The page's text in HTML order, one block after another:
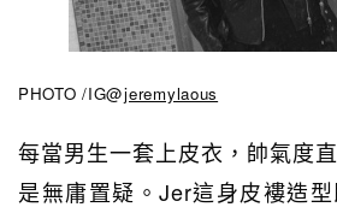
PHOTO /IG@jeremylaous
每當男生一套上皮衣，帥氣度
是無庸置疑。Jer這身皮褸造